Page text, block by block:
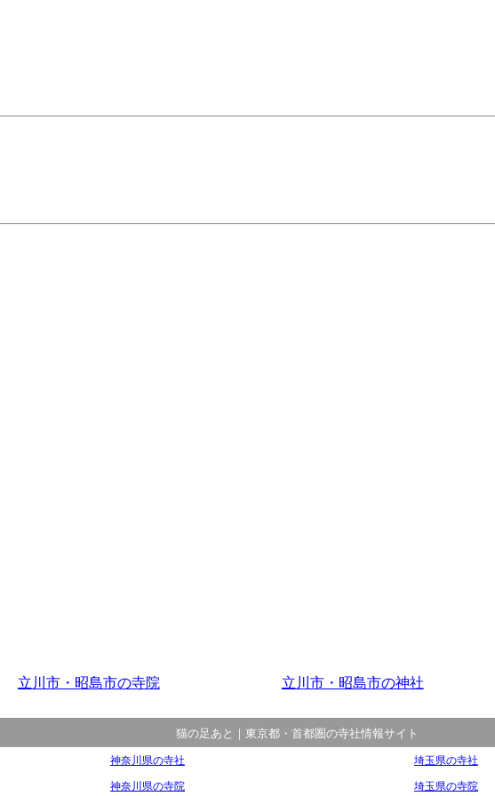
立川市・昭島市の寺院 立川市・昭島市の神社
猫の足あと｜東京都・首都圏の寺社情報サイト
神奈川県の寺社
神奈川県の寺院
埼玉県の寺社
埼玉県の寺院